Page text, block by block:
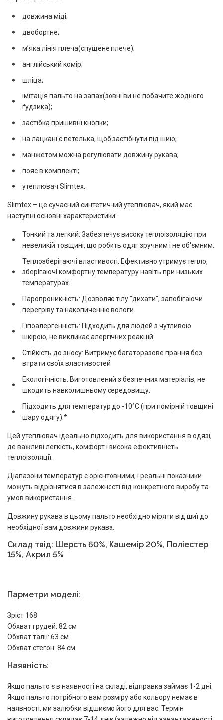
довжина міді;
двобортне;
мʼяка лінія плеча(спущене плече);
англійський комір;
шліца;
імітація пальто на запах(зовні ви не побачите жодного
ґудзика);
застібка пришивні кнопки;
на лацкані є петелька, щоб застібнути під шию;
манжетом можна регулювати довжину рукава;
пояс в комплекті;
утеплювач Slimtex.
Slimtex – це сучасний синтетичний утеплювач, який має
наступні основні характеристики:
Тонкий та легкий: Забезпечує високу теплоізоляцію при
невеликій товщині, що робить одяг зручним і не об'ємним.
Теплозберігаючі властивості: Ефективно утримує тепло,
зберігаючі комфортну температуру навіть при низьких
температурах.
Паропроникність: Дозволяє тілу "дихати", запобігаючи
перегріву та накопиченню вологи.
Гіпоалергенність: Підходить для людей з чутливою
шкірою, не викликає алергічних реакцій.
Стійкість до зносу: Витримує багаторазове прання без
втрати своїх властивостей.
Екологічність: Виготовлений з безпечних матеріалів, не
шкодить навколишньому середовищу.
Підходить для температур до -10°C (при помірній товщині
шару одягу).*
Цей утеплювач ідеально підходить для використання в одязі,
де важливі легкість, комфорт і висока ефективність
теплоізоляції.
Діапазони температур є орієнтовними, і реальні показники
можуть відрізнятися в залежності від конкретного виробу та
умов використання.
Довжину рукава в цьому пальто необхідно міряти від шиї до
необхідної вам довжини рукава.
Склад твід: Шерсть 60%, Кашемір 20%, Поліестер
15%, Акрил 5%
Парметри моделі:
Зріст 168
Обхват грудей: 82 см
Обхват талії: 63 см
Обхват стегон: 84 см
Наявність:
Якщо пальто є в наявності на складі, відправка займає 1-2 дні.
Якщо пальто потрібного вам розміру або кольору немає в
наявності, ми залюбки відшиємо його для вас. Термін